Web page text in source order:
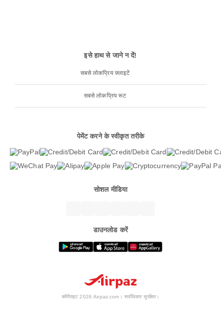
इसे हाथ से जाने न दें!
सबसे लोकप्रिय फ़्लाइटें
सबसे लोकप्रिय रूट
पेमेंट करने के स्वीकृत तरीके
सोशल मीडिया
डाउनलोड करें
कॉपीराइट 2026 Airpaz.com। सर्वाधिकार सुरक्षित।